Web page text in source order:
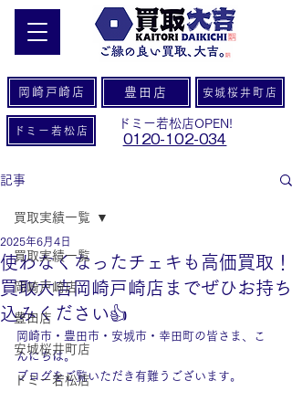
岡崎戸崎店 豊田店 安城桜井町店
ドミー若松店
ドミー若松店OPEN!
0120-102-034
記事
買取実績一覧
岡崎戸崎店
豊田店
安城桜井町店
ドミー若松店
買取実績一覧
使わなくなったチェキも高価買取！
買取大吉岡崎戸崎店までぜひお持ち
込みください👍
2025年6月4日
岡崎市・豊田市・安城市・幸田町の皆さま、こ
んにちは。
ブログをご覧いただき有難うございます。